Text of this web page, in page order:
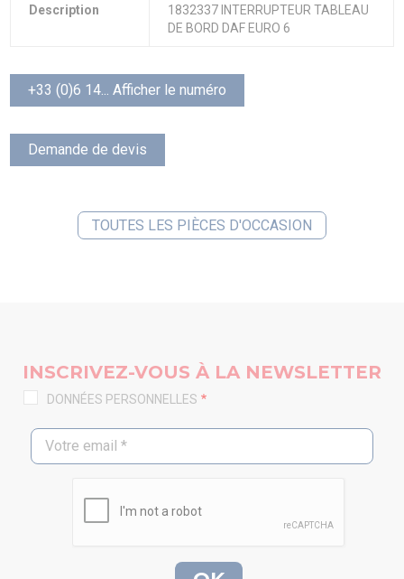
Description
1832337 INTERRUPTEUR TABLEAU
DE BORD DAF EURO 6
+33 (0)6 14... Afficher le numéro
Demande de devis
TOUTES LES PIÈCES D'OCCASION
INSCRIVEZ-VOUS À LA NEWSLETTER
DONNÉES PERSONNELLES